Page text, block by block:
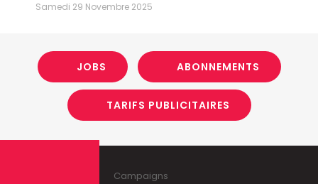
Samedi 29 Novembre 2025
JOBS ABONNEMENTS
TARIFS PUBLICITAIRES
Campaigns